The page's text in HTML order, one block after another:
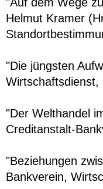
Helmut Kramer
"Die jüngsten
"Der Welthandel
Creditanstalt-
"Beziehungen
Bankverein,